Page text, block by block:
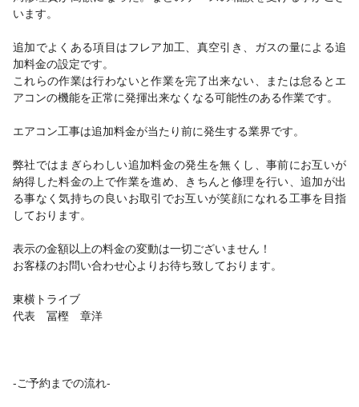
います。
追加でよくある項目はフレア加工、真空引き、ガスの量による追
加料金の設定です。
これらの作業は行わないと作業を完了出来ない、または怠るとエ
アコンの機能を正常に発揮出来なくなる可能性のある作業です。
エアコン工事は追加料金が当たり前に発生する業界です。
弊社ではまぎらわしい追加料金の発生を無くし、事前にお互いが
納得した料金の上で作業を進め、きちんと修理を行い、追加が出
る事なく気持ちの良いお取引でお互いが笑顔になれる工事を目指
しております。
表示の金額以上の料金の変動は一切ございません！
お客様のお問い合わせ心よりお待ち致しております。
東横トライブ
代表 冨樫 章洋
-ご予約までの流れ-